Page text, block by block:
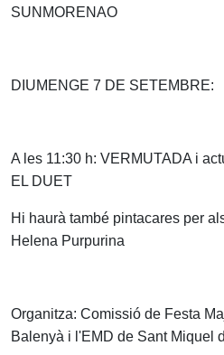
SUNMORENAO
DIUMENGE 7 DE SETEMBRE:
A les 11:30 h: VERMUTADA i
EL DUET
Hi haurà també pintacares per
Helena Purpurina
Organitza: Comissió de Festa
Balenyà i l'EMD de Sant Miquel